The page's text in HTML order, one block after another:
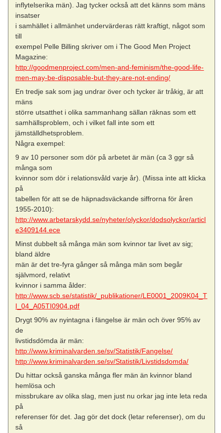
inflytelserika män). Jag tycker också att det känns som mäns
insatser
i samhället i allmänhet undervärderas rätt kraftigt, något som
till
exempel Pelle Billing skriver om i The Good Men Project
Magazine:
http://goodmenproject.com/men-and-feminism/the-good-life-
men-may-be-disposable-but-they-are-not-ending/
En tredje sak som jag undrar över och tycker är tråkig, är att
mäns
större utsatthet i olika sammanhang sällan räknas som ett
samhällsproblem, och i vilket fall inte som ett
jämställdhetsproblem.
Några exempel:
9 av 10 personer som dör på arbetet är män (ca 3 ggr så
många som
kvinnor som dör i relationsvåld varje år). (Missa inte att klicka
på
tabellen för att se de häpnadsväckande siffrorna för åren
1955-2010):
http://www.arbetarskydd.se/nyheter/olyckor/dodsolyckor/articl
e3409144.ece
Minst dubbelt så många män som kvinnor tar livet av sig;
bland äldre
män är det tre-fyra gånger så många män som begår
självmord, relativt
kvinnor i samma ålder:
http://www.scb.se/statistik/_publikationer/LE0001_2009K04_T
I_04_A05TI0904.pdf
Drygt 90% av nyintagna i fängelse är män och över 95% av
de
livstidsdömda är män:
http://www.kriminalvarden.se/sv/Statistik/Fangelse/
http://www.kriminalvarden.se/sv/Statistik/Livstidsdomda/
Du hittar också ganska många fler män än kvinnor bland
hemlösa och
missbrukare av olika slag, men just nu orkar jag inte leta reda
på
referenser för det. Jag gör det dock (letar referenser), om du
så